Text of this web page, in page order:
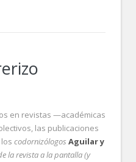
en revistas —académicas
las publicaciones
codornizólogos Aguilar y
la revista a la pantalla (y